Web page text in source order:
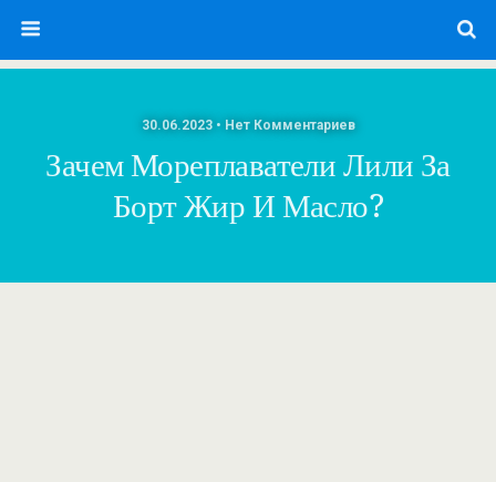
30.06.2023 • Нет Комментариев
Зачем Мореплаватели Лили За
Борт Жир И Масло?